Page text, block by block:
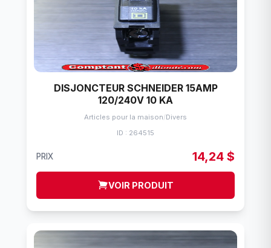
DISJONCTEUR SCHNEIDER 15AMP
120/240V 10 KA
Articles pour la maison/Divers
ID : 264515
PRIX 14,24 $
VOIR PRODUIT